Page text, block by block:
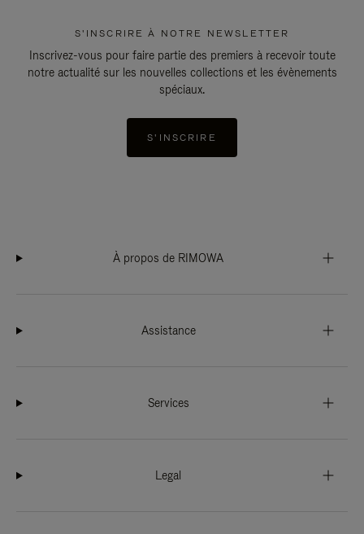
S'INSCRIRE À NOTRE NEWSLETTER
Inscrivez-vous pour faire partie des premiers à recevoir toute
notre actualité sur les nouvelles collections et les évènements
spéciaux.
S'INSCRIRE
À propos de RIMOWA
Assistance
Services
Legal